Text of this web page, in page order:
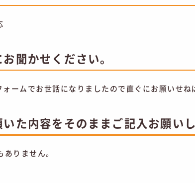
聞かせください。
ームでお世話になりましたので直ぐにお願いせね
た内容をそのままご記入お願いし
りません。